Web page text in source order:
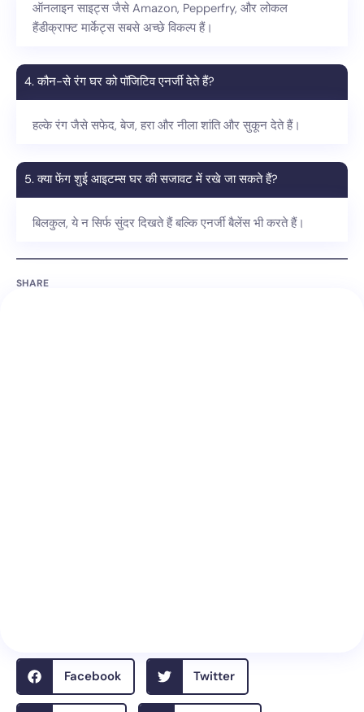
ऑनलाइन साइट्स जैसे Amazon, Pepperfry, और लोकल
हैंडीक्राफ्ट मार्केट्स सबसे अच्छे विकल्प हैं।
4. कौन-से रंग घर को पॉजिटिव एनर्जी देते हैं?
हल्के रंग जैसे सफेद, बेज, हरा और नीला शांति और सुकून देते हैं।
5. क्या फेंग शुई आइटम्स घर की सजावट में रखे जा सकते हैं?
बिलकुल, ये न सिर्फ सुंदर दिखते हैं बल्कि एनर्जी बैलेंस भी करते हैं।
SHARE
Facebook Twitter